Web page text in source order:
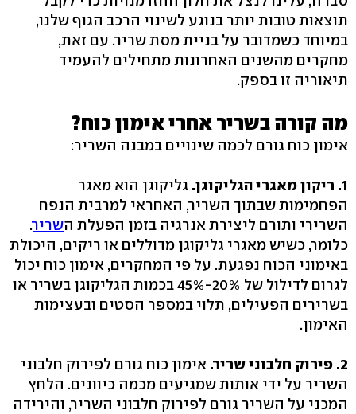
תוצאות טובות יותר בנוגע לשינוי הרכב הגוף שלנו,
במיוחד כשמדובר על בניית מסת שריר. עם זאת,
מחקרים מהשנים האחרונות מתחילים להעמיד
תיאוריה זו בספק.
מה קורה בשריר אחרי אימון כוח?
אימון כוח גורם לכמה שינויים במבנה השריר:
1. ריקון מאגרי הגליקוגן.
גליקוגן הוא מאגר
הפחמימות שבתוך השריר, האחראי למרבית הנפח
השרירי ותורם ליצירת אנרגיה בזמן הפעלת השריר.
כלומר, כשיש מאגרי גליקוגן מדוללים או ריקים, היכולת
באימוני הכוח נפגעת. על פי המחקרים, אימון כוח יכול
לגרום לדילול של 20%-45% בכמות הגליקוגן בשריר או
בשרירים הפעילים, תלוי במספר הסטים ובעצימות
האימון.
2. פירוק חלבוני שריר.
אימון כוח גורם לפירוק חלבוני
השריר על ידי אותות שמגיעים מכמה כיוונים. הלחץ
המכני על השריר גורם לפירוק חלבוני השריר, והירידה